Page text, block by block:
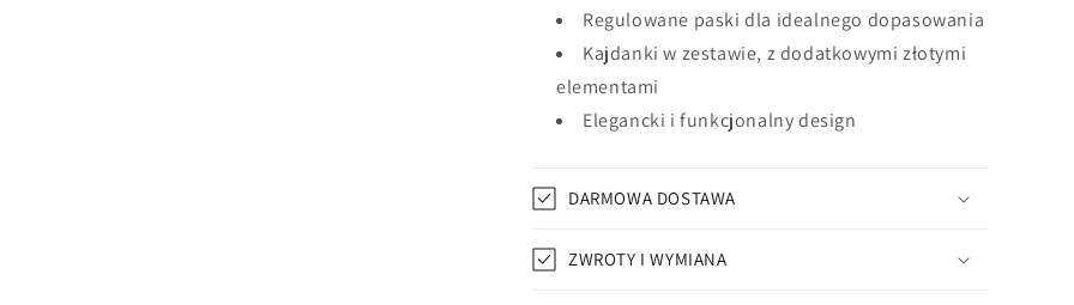
Regulowane paski dla idealnego dopasowania
Kajdanki w zestawie, z dodatkowymi złotymi
elementami
Elegancki i funkcjonalny design
DARMOWA DOSTAWA
ZWROTY I WYMIANA